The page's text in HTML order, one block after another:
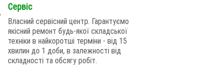
Сервіс
Власний сервісний центр. Гарантуємо
якісний ремонт будь-якої складської
техніки в найкоротші терміни - від 15
хвилин до 1 доби, в залежності від
складності та обсягу робіт.